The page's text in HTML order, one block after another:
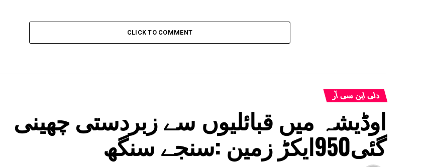
CLICK TO COMMENT
دلی این سی آر
اوڈیشہ میں قبائلیوں سے زبردستی چھینی
گئی950ایکڑ زمین :سنجے سنگھ